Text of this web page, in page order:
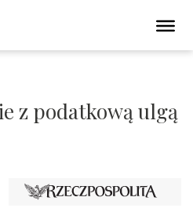
z podatkową ulgą